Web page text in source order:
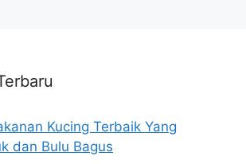
Kucing Terbaik Yang
dan Bulu Bagus